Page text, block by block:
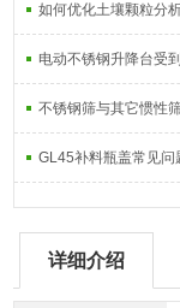
如何优化土壤颗粒分
电动不锈钢升降台受
不锈钢筛与其它惯性
GL45补料瓶盖常见问
详细介绍